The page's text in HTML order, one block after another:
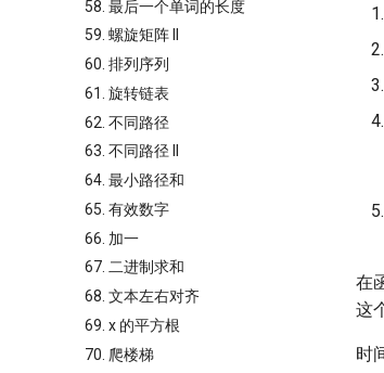
58. 最后一个单词的长度
59. 螺旋矩阵 II
60. 排列序列
61. 旋转链表
62. 不同路径
63. 不同路径 II
64. 最小路径和
65. 有效数字
66. 加一
67. 二进制求和
68. 文本左右对齐
69. x 的平方根
70. 爬楼梯
在
这
时